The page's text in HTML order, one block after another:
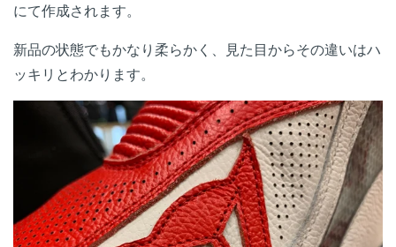
にて作成されます。
新品の状態でもかなり柔らかく、見た目からその違いはハ
ッキリとわかります。